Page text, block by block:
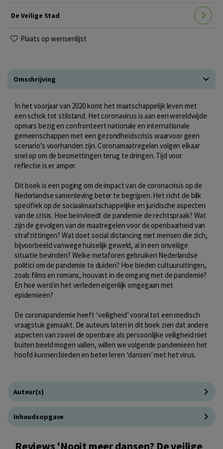
De Veilige Stad
Plaats op wensenlijst
Omschrijving
In het voorjaar van 2020 komt het maatschappelijk leven met
een schok tot stilstand. Het coronavirus is aan een wereldwijde
opmars bezig en confronteert nationale en internationale
gemeenschappen met een gezondheidscrisis waarvoor geen
scenario’s voorhanden zijn. Coronamaatregelen volgen elkaar
snel op om de besmettingen terug te dringen. Tijd voor
reflectie is er amper.
Dit boek is een poging om de impact van de coronacrisis op de
Nederlandse samenleving beter te begrijpen. Het richt de blik
specifiek op de sociaalmaatschappelijke en juridische aspecten
van de crisis. Hoe beïnvloedt de pandemie de rechtspraak? Wat
zijn de gevolgen van de maatregelen voor de openbaarheid van
strafzittingen? Wat doet social distancing met mensen die zich,
bijvoorbeeld vanwege huiselijk geweld, al in een onveilige
situatie bevinden? Welke metaforen gebruiken Nederlandse
politici om de pandemie te duiden? Hoe bieden cultuuruitingen,
zoals films en romans, houvast in de omgang met de pandemie?
En hoe werd in het verleden eigenlijk omgegaan met
epidemieën?
De coronapandemie heeft ‘veiligheid’ vooral tot een medisch
vraagstuk gemaakt. De auteurs laten in dit boek zien dat andere
aspecten van zowel de openbare als persoonlijke veiligheid niet
buiten beeld mogen vallen, willen we volgende pandemieën het
hoofd kunnen bieden en beter leren ‘dansen’ met het virus.
Auteur(s)
Inhoudsopgave
Reviews 'Nooit meer dansen? De veilige